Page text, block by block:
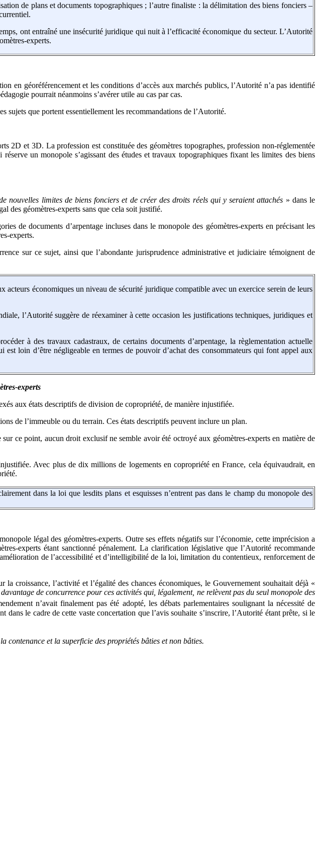
de plans et documents topographiques ; l’autre finaliste : la délimitation des biens fonciers –
ont entraîné une insécurité juridique qui nuit à l’efficacité économique du secteur. L’Autorité
experts.
en géoréférencement et les conditions d’accès aux marchés publics, l’Autorité n’a pas identifié
pourrait néanmoins s’avérer utile au cas par cas.
sujets que portent essentiellement les recommandations de l’Autorité.
2D et 3D. La profession est constituée des géomètres topographes, profession non-réglementée
un monopole s’agissant des études et travaux topographiques fixant les limites des biens
nouvelles limites de biens fonciers et de créer des droits réels qui y seraient attachés » dans le
des géomètres-experts sans que cela soit justifié.
de documents d’arpentage incluses dans le monopole des géomètres-experts en précisant les
experts.
sur ce sujet, ainsi que l’abondante jurisprudence administrative et judiciaire témoignent de
acteurs économiques un niveau de sécurité juridique compatible avec un exercice serein de leurs
l’Autorité suggère de réexaminer à cette occasion les justifications techniques, juridiques et
à des travaux cadastraux, de certains documents d’arpentage, la règlementation actuelle
loin d’être négligeable en termes de pouvoir d’achat des consommateurs qui font appel aux
experts
aux états descriptifs de division de copropriété, de manière injustifiée.
de l’immeuble ou du terrain. Ces états descriptifs peuvent inclure un plan.
ce point, aucun droit exclusif ne semble avoir été octroyé aux géomètres-experts en matière de
Avec plus de dix millions de logements en copropriété en France, cela équivaudrait, en
dans la loi que lesdits plans et esquisses n’entrent pas dans le champ du monopole des
légal des géomètres-experts. Outre ses effets négatifs sur l’économie, cette imprécision a
experts étant sanctionné pénalement. La clarification législative que l’Autorité recommande
de l’accessibilité et d’intelligibilité de la loi, limitation du contentieux, renforcement de
croissance, l’activité et l’égalité des chances économiques, le Gouvernement souhaitait déjà «
de concurrence pour ces activités qui, légalement, ne relèvent pas du seul monopole des
n’avait finalement pas été adopté, les débats parlementaires soulignant la nécessité de
dans le cadre de cette vaste concertation que l’avis souhaite s’inscrire, l’Autorité étant prête, si le
contenance et la superficie des propriétés bâties et non bâties.